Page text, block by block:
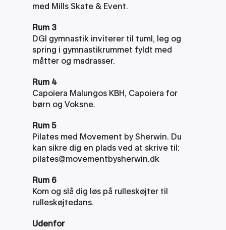
med Mills Skate & Event.
Rum 3
DGI gymnastik inviterer til tuml, leg og
spring i gymnastikrummet fyldt med
måtter og madrasser.
Rum 4
Capoiera Malungos KBH, Capoiera for
børn og Voksne.
Rum 5
Pilates med Movement by Sherwin. Du
kan sikre dig en plads ved at skrive til:
pilates@movementbysherwin.dk
Rum 6
Kom og slå dig løs på rulleskøjter til
rulleskøjtedans.
Udenfor